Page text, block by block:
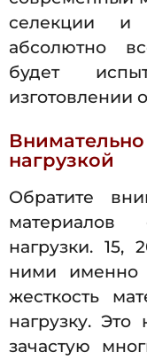
селекции и
абсолютно
будет
изготовлении
нагрузкой
Обратите
материалов
нагрузки.
ними именно
жесткость
нагрузку.
зачастую